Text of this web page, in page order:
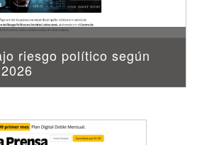
riesgo político según